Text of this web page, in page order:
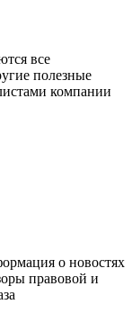
все
полезные
компании
о новостях
правовой и